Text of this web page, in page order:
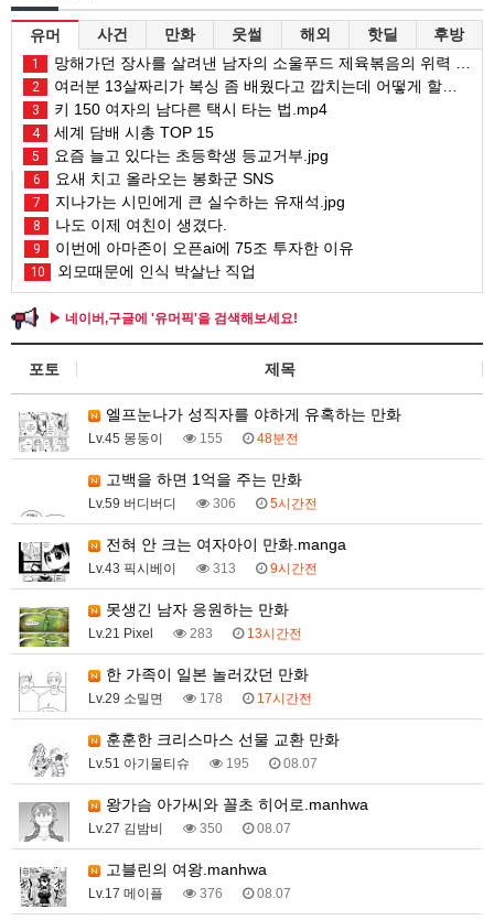
유머 사건 만화 웃썰 해외 핫딜 후방
1 망해가던 장사를 살려낸 남자의 소울푸드 제육볶음의 위력 ㅋㅋ
2 여러분 13살짜리가 복싱 좀 배웠다고 깝치는데 어떻게 할까요?
3 키 150 여자의 남다른 택시 타는 법.mp4
4 세계 담배 시총 TOP 15
5 요즘 늘고 있다는 초등학생 등교거부.jpg
6 요새 치고 올라오는 봉화군 SNS
7 지나가는 시민에게 큰 실수하는 유재석.jpg
8 나도 이제 여친이 생겼다.
9 이번에 아마존이 오픈ai에 75조 투자한 이유
10 외모때문에 인식 박살난 직업
▶ 네이버,구글에 '유머픽'을 검색해보세요!
포토 제목
엘프눈나가 성직자를 야하게 유혹하는 만화
Lv.45 몽둥이 155 48분전
고백을 하면 1억을 주는 만화
Lv.59 버디버디 306 5시간전
전혀 안 크는 여자아이 만화.manga
Lv.43 픽시베이 313 9시간전
못생긴 남자 응원하는 만화
Lv.21 Pixel 283 13시간전
한 가족이 일본 놀러갔던 만화
Lv.29 소밀면 178 17시간전
훈훈한 크리스마스 선물 교환 만화
Lv.51 아기물티슈 195 08.07
왕가슴 아가씨와 꼴초 히어로.manhwa
Lv.27 김밤비 350 08.07
고블린의 여왕.manhwa
Lv.17 메이플 376 08.07